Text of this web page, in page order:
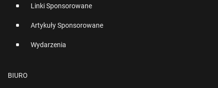
Linki Sponsorowane
Artykuły Sponsorowane
Wydarzenia
BIURO